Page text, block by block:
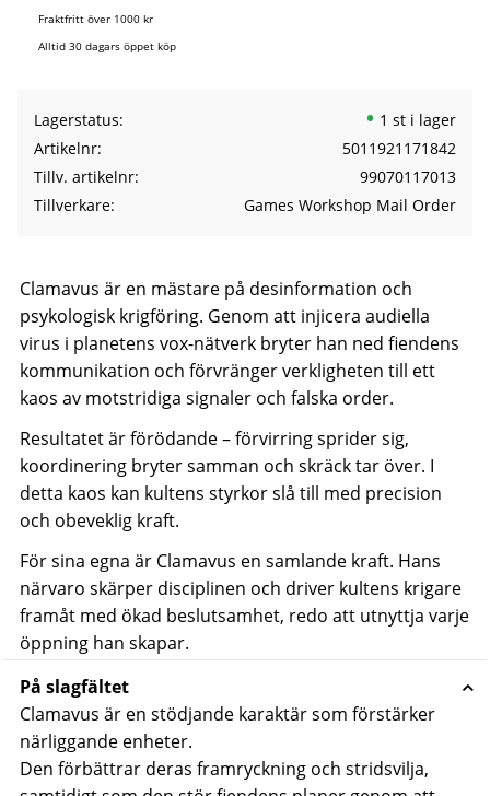
Fraktfritt över 1000 kr
Alltid 30 dagars öppet köp
Lagerstatus
1 st i lager
Artikelnr
5011921171842
Tillv. artikelnr
99070117013
Tillverkare
Games Workshop Mail Order
Clamavus är en mästare på desinformation och
psykologisk krigföring. Genom att injicera audiella
virus i planetens vox-nätverk bryter han ned fiendens
kommunikation och förvränger verkligheten till ett
kaos av motstridiga signaler och falska order.
Resultatet är förödande – förvirring sprider sig,
koordinering bryter samman och skräck tar över. I
detta kaos kan kultens styrkor slå till med precision
och obeveklig kraft.
För sina egna är Clamavus en samlande kraft. Hans
närvaro skärper disciplinen och driver kultens krigare
framåt med ökad beslutsamhet, redo att utnyttja varje
öppning han skapar.
På slagfältet
Clamavus är en stödjande karaktär som förstärker
närliggande enheter.
Den förbättrar deras framryckning och stridsvilja,